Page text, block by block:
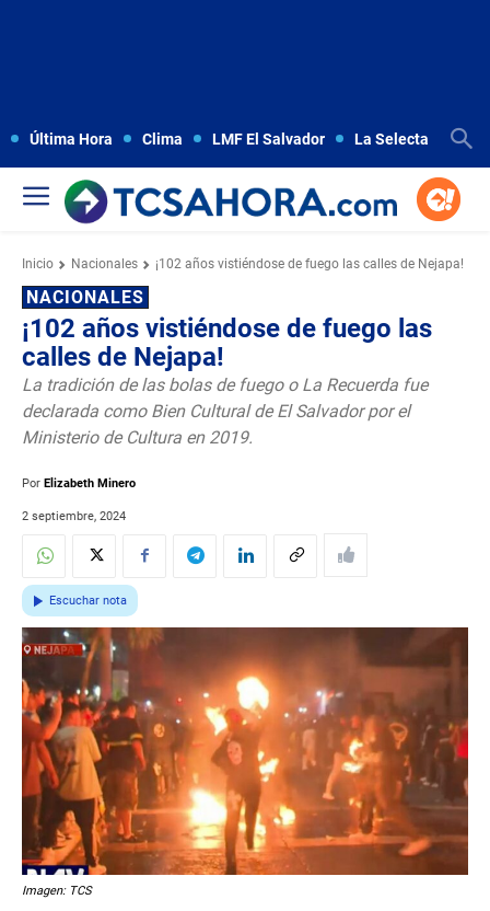
Última Hora Clima LMF El Salvador La Selecta
Inicio Nacionales ¡102 años vistiéndose de fuego las calles de Nejapa!
NACIONALES
¡102 años vistiéndose de fuego las
calles de Nejapa!
La tradición de las bolas de fuego o La Recuerda fue
declarada como Bien Cultural de El Salvador por el
Ministerio de Cultura en 2019.
Por Elizabeth Minero
2 septiembre, 2024
Escuchar nota
Imagen: TCS